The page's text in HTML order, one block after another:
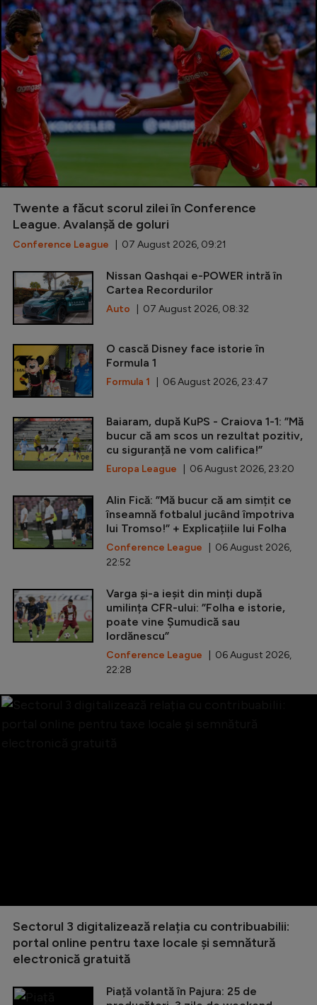
Twente a făcut scorul zilei în Conference
League. Avalanșă de goluri
Conference League | 07 August 2026, 09:21
Nissan Qashqai e-POWER intră în
Cartea Recordurilor
Auto | 07 August 2026, 08:32
O cască Disney face istorie în
Formula 1
Formula 1 | 06 August 2026, 23:47
Baiaram, după KuPS - Craiova 1-1: ”Mă
bucur că am scos un rezultat pozitiv,
cu siguranță ne vom califica!”
Europa League | 06 August 2026, 23:20
Alin Fică: ”Mă bucur că am simțit ce
înseamnă fotbalul jucând împotriva
lui Tromso!” + Explicațiile lui Folha
Conference League | 06 August 2026,
22:52
Varga și-a ieșit din minți după
umilința CFR-ului: ”Folha e istorie,
poate vine Șumudică sau
Iordănescu”
Conference League | 06 August 2026,
22:28
Sectorul 3 digitalizează relația cu contribuabilii:
portal online pentru taxe locale și semnătură
electronică gratuită
Piață volantă în Pajura: 25 de